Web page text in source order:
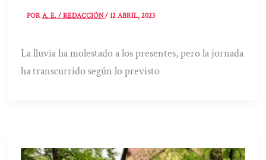
PORA. E. / REDACCIÓN/12 ABRIL, 2023
La lluvia ha molestado a los presentes, pero la jornada
ha transcurrido según lo previsto